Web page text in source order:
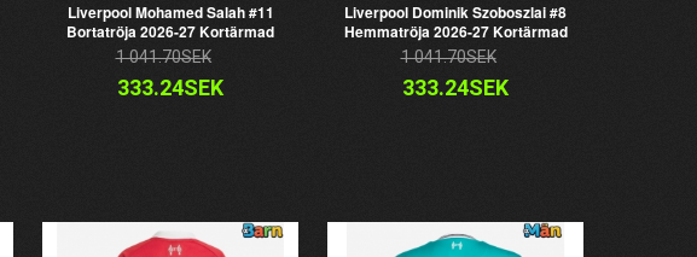
Liverpool Mohamed Salah #11
Bortatröja 2026-27 Kortärmad
1 041.70SEK
333.24SEK
Liverpool Dominik Szoboszlai #8
Hemmatröja 2026-27 Kortärmad
1 041.70SEK
333.24SEK